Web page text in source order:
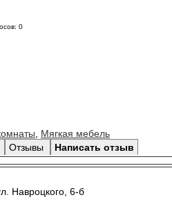
0
Мягкая мебель
Отзывы Написать отзыв
Навроцкого, 6-б